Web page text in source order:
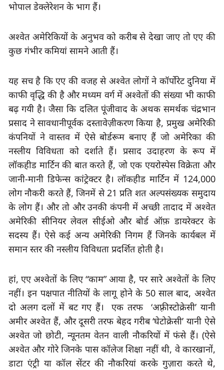
भोपाल डेक्लेरेशन के भाग हैं।
अश्वेत अमेरिकियों के अनुभव को करीब से देखा जाए तो एए की
कुछ गंभीर कमियां सामने आती हैं।
यह सच है कि एए की वजह से अश्वेत लोगों ने कॉर्पोरेट दुनिया में
काफी वृद्धि की है और मध्यम वर्ग में अश्वेतों की संख्या भी काफी
बढ़ गयी है। जैसा कि दलित पूंजीवाद के अथक समर्थक चंद्रभान
प्रसाद ने सावधानीपूर्वक दस्तावेज़ीकरण किया है, प्रमुख अमेरिकी
कंपनियों ने वास्तव में ऐसे बोर्डरूम बनाए हैं जो अमेरिका की
नस्लीय विविधता को दर्शाते हैं। प्रसाद उदाहरण के रूप में
लॉकहीड मार्टिन की बात करते हैं, जो एक एयरोस्पेस विक्रेता और
जानी-मानी डिफेन्स कांट्रेक्टर है। लॉकहीड मार्टिन में
लोग नौकरी करते हैं, जिनमें से 21 प्रति शत अल्पसंख्यक समुदाय
के लोग हैं। और तो और उनकी कंपनी में अच्छी तादाद में अश्वेत
अमेरिकी सीनियर लेवल सीईओ और बोर्ड ऑफ़ डायरेक्टर के
सदस्य हैं। ऐसे कई अन्य अमेरिकी निगम हैं जिनके कार्यबल में
समान स्तर की नस्लीय विविधता प्रदर्शित होती है।
हां, एए अश्वेतों के लिए “काम” आया है, पर सारे अश्वेतों के लिए
नहीं। इन पक्षपात नीतियों के लागू होने के 50 साल बाद, अश्वेत
दो अलग दलों में बट गए हैं।
एक तरफ ‘अफ़्रीस्टोक्रेसी’ यानी
अमीर अश्वेत हैं, और दूसरी तरफ बेहद गरीब ‘घेटोक्रेसी’ यानी ऐसे
अश्वेत जो छोटी, न्यूनतम वेतन वाली नौकरियों में फंसे हैं। (ऐसे
अश्वेत और गोरे जिनके पास कॉलेज शिक्षा नहीं थी, वे कारखानों
डाटा एंट्री या कॉल सेंटर की नौकरियां करके गुज़ारा करते थे